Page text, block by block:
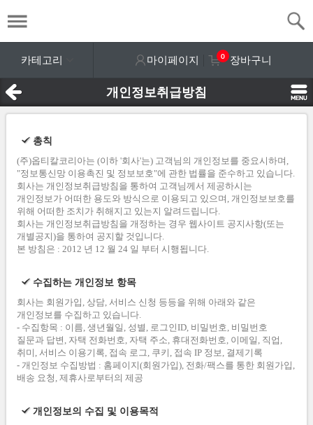
카테고리 마이페이지 0 장바구니
개인정보취급방침
총칙
(주)옵티칼코리아는 (이하 '회사'는) 고객님의 개인정보를 중요시하며,
"정보통신망 이용촉진 및 정보보호"에 관한 법률을 준수하고 있습니다.
회사는 개인정보취급방침을 통하여 고객님께서 제공하시는
개인정보가 어떠한 용도와 방식으로 이용되고 있으며, 개인정보보호를
위해 어떠한 조치가 취해지고 있는지 알려드립니다.
회사는 개인정보취급방침을 개정하는 경우 웹사이트 공지사항(또는
개별공지)을 통하여 공지할 것입니다.
본 방침은 : 2012 년 12 월 24 일 부터 시행됩니다.
수집하는 개인정보 항목
회사는 회원가입, 상담, 서비스 신청 등등을 위해 아래와 같은
개인정보를 수집하고 있습니다.
- 수집항목 : 이름, 생년월일, 성별, 로그인ID, 비밀번호, 비밀번호
질문과 답변, 자택 전화번호, 자택 주소, 휴대전화번호, 이메일, 직업,
취미, 서비스 이용기록, 접속 로그, 쿠키, 접속 IP 정보, 결제기록
- 개인정보 수집방법 : 홈페이지(회원가입), 전화/팩스를 통한 회원가입,
배송 요청, 제휴사로부터의 제공
개인정보의 수집 및 이용목적